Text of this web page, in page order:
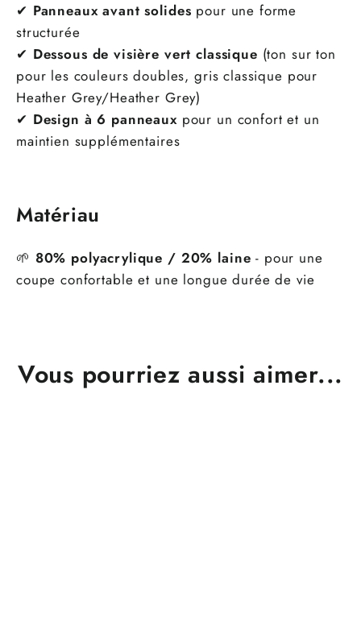
✔ Panneaux avant solides pour une forme
structurée
✔ Dessous de visière vert classique (ton sur ton
pour les couleurs doubles, gris classique pour
Heather Grey/Heather Grey)
✔ Design à 6 panneauxpour un confort et un
maintien supplémentaires
Matériau
🌱 80% polyacrylique / 20% laine - pour une
coupe confortable et une longue durée de vie
Vous pourriez aussi aimer...